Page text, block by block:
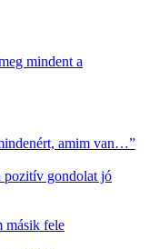
mindent a
amim van…”
pozitív gondolat jó
másik fele